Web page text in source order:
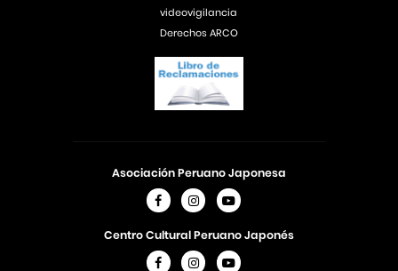
Asociación Peruano Japonesa
Centro Cultural Peruano Japonés
videovigilancia
Derechos ARCO